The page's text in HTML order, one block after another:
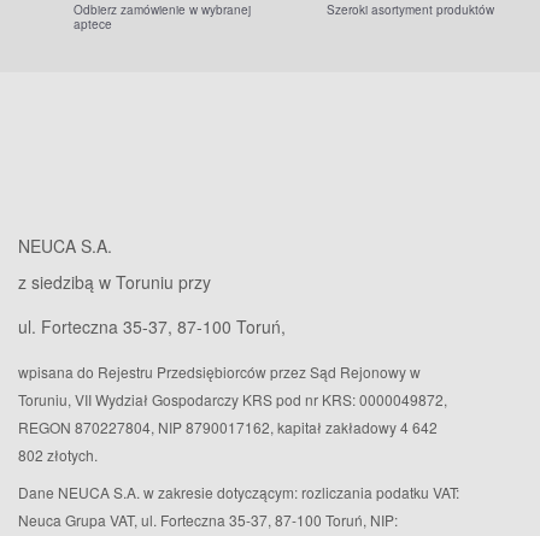
Odbierz zamówienie w wybranej
aptece
Szeroki asortyment produktów
NEUCA S.A.
z siedzibą w Toruniu przy
ul. Forteczna 35-37, 87-100 Toruń,
wpisana do Rejestru Przedsiębiorców przez Sąd Rejonowy w
Toruniu, VII Wydział Gospodarczy KRS pod nr KRS: 0000049872,
REGON 870227804, NIP 8790017162, kapitał zakładowy 4 642
802 złotych.
Dane NEUCA S.A. w zakresie dotyczącym: rozliczania podatku VAT:
Neuca Grupa VAT, ul. Forteczna 35-37, 87-100 Toruń, NIP: